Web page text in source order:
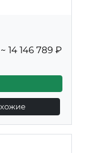
~ 14 146 789 ₽